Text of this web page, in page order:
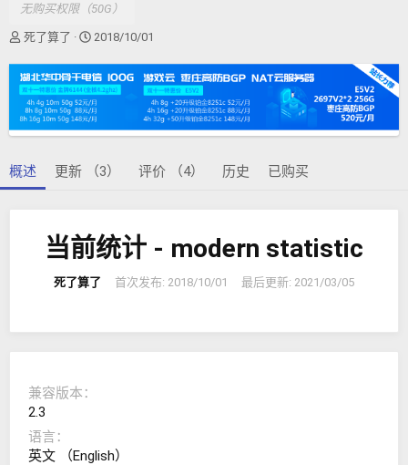
无购买权限（50G）
作
死了算了
创
日
期
2018/10/01
概述 更新 （3） 评价 （4） 历史 已购买
当前统计 - modern statistic
死了算了 首次发布: 2018/10/01 最后更新: 2021/03/05
兼容版本
2.3
语言
英文 （English）